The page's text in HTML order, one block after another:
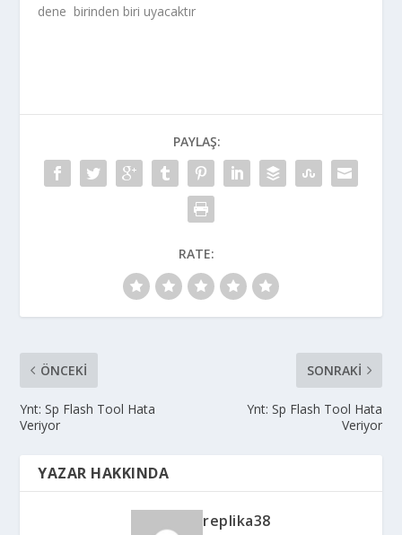
dene birinden biri uyacaktır
PAYLAŞ:
RATE:
ÖNCEKI
Ynt: Sp Flash Tool Hata
Veriyor
SONRAKI
Ynt: Sp Flash Tool Hata
Veriyor
YAZAR HAKKINDA
replika38